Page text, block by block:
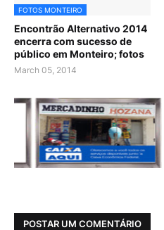
FOTOS MONTEIRO
Encontrão Alternativo 2014
encerra com sucesso de
público em Monteiro; fotos
March 05, 2014
POSTAR UM COMENTÁRIO